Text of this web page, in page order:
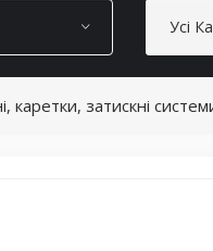
Усі
каретки, затискні